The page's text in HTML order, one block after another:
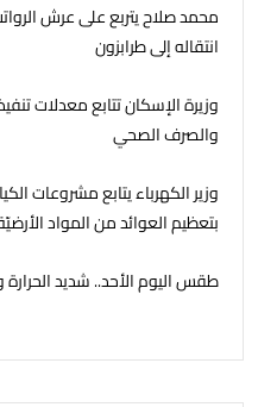
محمد صلاح يتربع على عرش
انتقاله إلى طرابزون
وزيرة الإسكان تتابع معدلات
والصرف الصحي
وزير الكهرباء يتابع مشروعات
بتعظيم العوائد من المواد
طقس اليوم الأحد.. شديد الحرارة